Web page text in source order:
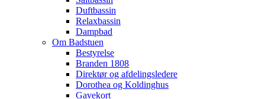
Duftbassin
Relaxbassin
Dampbad
Om Badstuen
Bestyrelse
Branden 1808
Direktør og afdelingsledere
Dorothea og Koldinghus
Gavekort